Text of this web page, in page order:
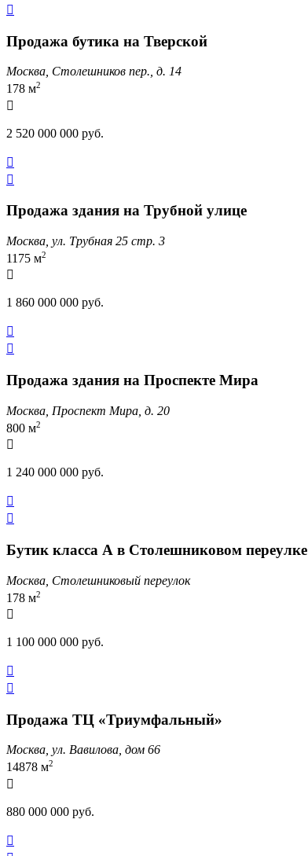

Продажа бутика на Тверской
Москва, Столешников пер., д. 14
178 м2

2 520 000 000 руб.


Продажа здания на Трубной улице
Москва, ул. Трубная 25 стр. 3
1175 м2

1 860 000 000 руб.


Продажа здания на Проспекте Мира
Москва, Проспект Мира, д. 20
800 м2

1 240 000 000 руб.


Бутик класса А в Столешниковом переулке
Москва, Столешниковый переулок
178 м2

1 100 000 000 руб.


Продажа ТЦ «Триумфальный»
Москва, ул. Вавилова, дом 66
14878 м2

880 000 000 руб.
